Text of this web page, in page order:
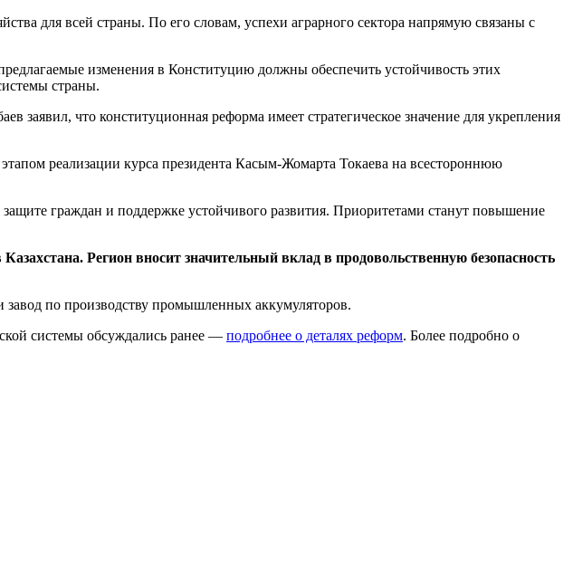
для всей страны. По его словам, успехи аграрного сектора напрямую связаны с
изменения в Конституцию должны обеспечить устойчивость этих
страны.
заявил, что конституционная реформа имеет стратегическое значение для укрепления
реализации курса президента Касым-Жомарта Токаева на всестороннюю
граждан и поддержке устойчивого развития. Приоритетами станут повышение
Регион вносит значительный вклад в продовольственную безопасность
по производству промышленных аккумуляторов.
системы обсуждались ранее — подробнее о деталях реформ. Более подробно о